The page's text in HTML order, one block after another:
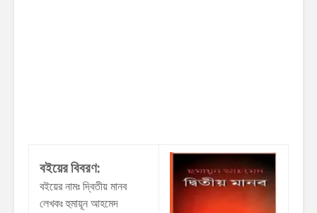
বইয়ের বিবরণ:
বইয়ের নামঃ দ্বিতীয় মানব
লেখকঃ হুমায়ূন আহমেদ